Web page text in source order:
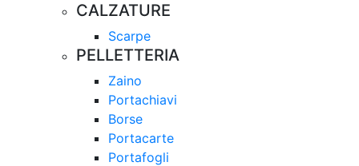
CALZATURE
Scarpe
PELLETTERIA
Zaino
Portachiavi
Borse
Portacarte
Portafogli